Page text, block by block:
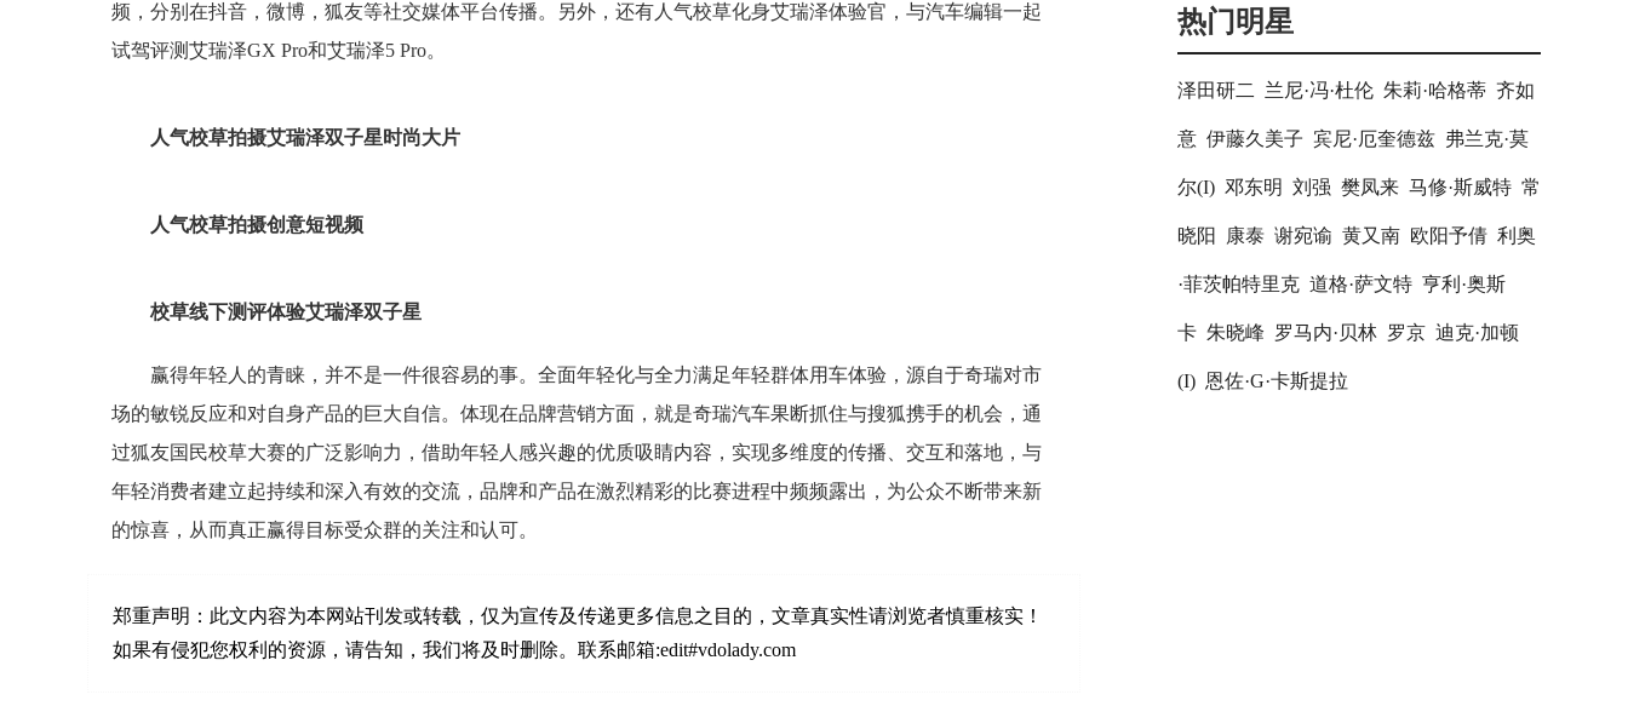
频，分别在抖音，微博，狐友等社交媒体平台传播。另外，还有人气校草化身艾瑞泽体验官，与汽车编辑一起
试驾评测艾瑞泽GX Pro和艾瑞泽5 Pro。
人气校草拍摄艾瑞泽双子星时尚大片
人气校草拍摄创意短视频
校草线下测评体验艾瑞泽双子星
赢得年轻人的青睐，并不是一件很容易的事。全面年轻化与全力满足年轻群体用车体验，源自于奇瑞对市
场的敏锐反应和对自身产品的巨大自信。体现在品牌营销方面，就是奇瑞汽车果断抓住与搜狐携手的机会，通
过狐友国民校草大赛的广泛影响力，借助年轻人感兴趣的优质吸睛内容，实现多维度的传播、交互和落地，与
年轻消费者建立起持续和深入有效的交流，品牌和产品在激烈精彩的比赛进程中频频露出，为公众不断带来新
的惊喜，从而真正赢得目标受众群的关注和认可。
郑重声明： 此文内容为本网站刊发或转载，仅为宣传及传递更多信息之目的，文章真实性请浏览者慎重核实！
如果有侵犯您权利的资源，请告知，我们将及时删除。联系邮箱:edit#vdolady.com
热门明星
泽田研二 兰尼·冯·杜伦 朱莉·哈格蒂 齐如
意 伊藤久美子 宾尼·厄奎德兹 弗兰克·莫
尔(I) 邓东明 刘强 樊凤来 马修·斯威特 常
晓阳 康泰 谢宛谕 黄又南 欧阳予倩 利奥
·菲茨帕特里克 道格·萨文特 亨利·奥斯
卡 朱晓峰 罗马内·贝林 罗京 迪克·加顿
(I) 恩佐·G·卡斯提拉